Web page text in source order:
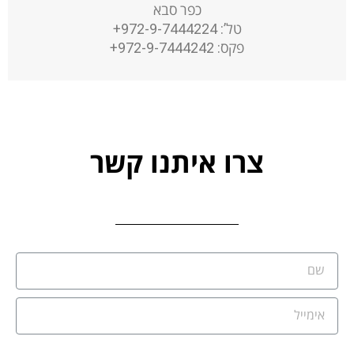
כפר סבא
טל’: 972-9-7444224+
פקס: 972-9-7444242+
צרו איתנו קשר